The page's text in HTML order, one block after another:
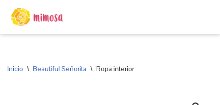
Saltar
al
Inicio \ Beautiful Señorita \ Ropa interior